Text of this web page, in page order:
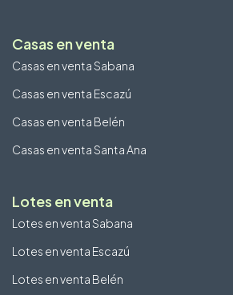
Casas en venta
Casas en venta Sabana
Casas en venta Escazú
Casas en venta Belén
Casas en venta Santa Ana
Lotes en venta
Lotes en venta Sabana
Lotes en venta Escazú
Lotes en venta Belén